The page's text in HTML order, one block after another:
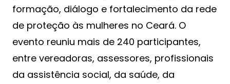
formação, diálogo e fortalecimento da rede
de proteção às mulheres no Ceará. O
evento reuniu mais de 240 participantes,
entre vereadoras, assessores, profissionais
da assistência social, da saúde, da